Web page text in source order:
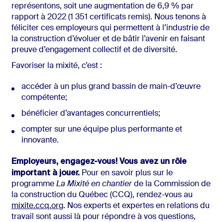
représentons, soit une augmentation de 6,9 % par
rapport à 2022 (1 351 certificats remis). Nous tenons à
féliciter ces employeurs qui permettent à l’industrie de
la construction d’évoluer et de bâtir l’avenir en faisant
preuve d’engagement collectif et de diversité.
Favoriser la mixité, c’est :
accéder à un plus grand bassin de main-d’œuvre
compétente;
bénéficier d’avantages concurrentiels;
compter sur une équipe plus performante et
innovante.
Employeurs, engagez-vous! Vous avez un rôle
important à jouer.Pour en savoir plus sur le
programme La Mixité en chantierde la Commission de
la construction du Québec (CCQ), rendez-vous au
mixite.ccq.org. Nos experts et expertes en relations du
travail sont aussi là pour répondre à vos questions,